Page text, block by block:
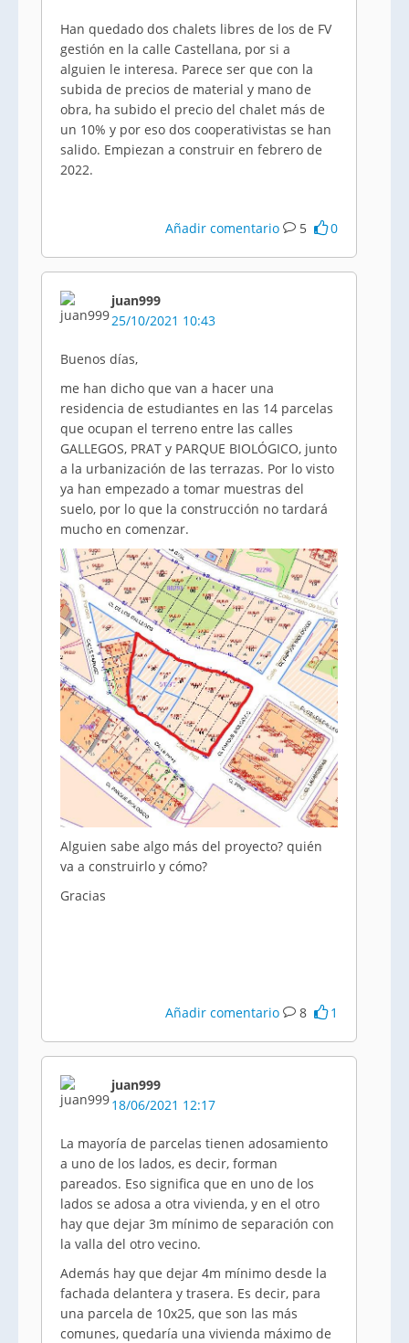
Han quedado dos chalets libres de los de FV
gestión en la calle Castellana, por si a
alguien le interesa. Parece ser que con la
subida de precios de material y mano de
obra, ha subido el precio del chalet más de
un 10% y por eso dos cooperativistas se han
salido. Empiezan a construir en febrero de
2022.
Añadir comentario 5 0
juan999
25/10/2021 10:43
Buenos días,
me han dicho que van a hacer una
residencia de estudiantes en las 14 parcelas
que ocupan el terreno entre las calles
GALLEGOS, PRAT y PARQUE BIOLÓGICO, junto
a la urbanización de las terrazas. Por lo visto
ya han empezado a tomar muestras del
suelo, por lo que la construcción no tardará
mucho en comenzar.
Alguien sabe algo más del proyecto? quién
va a construirlo y cómo?
Gracias
Añadir comentario 8 1
juan999
18/06/2021 12:17
La mayoría de parcelas tienen adosamiento
a uno de los lados, es decir, forman
pareados. Eso significa que en uno de los
lados se adosa a otra vivienda, y en el otro
hay que dejar 3m mínimo de separación con
la valla del otro vecino.
Además hay que dejar 4m mínimo desde la
fachada delantera y trasera. Es decir, para
una parcela de 10x25, que son las más
comunes, quedaría una vivienda máximo de